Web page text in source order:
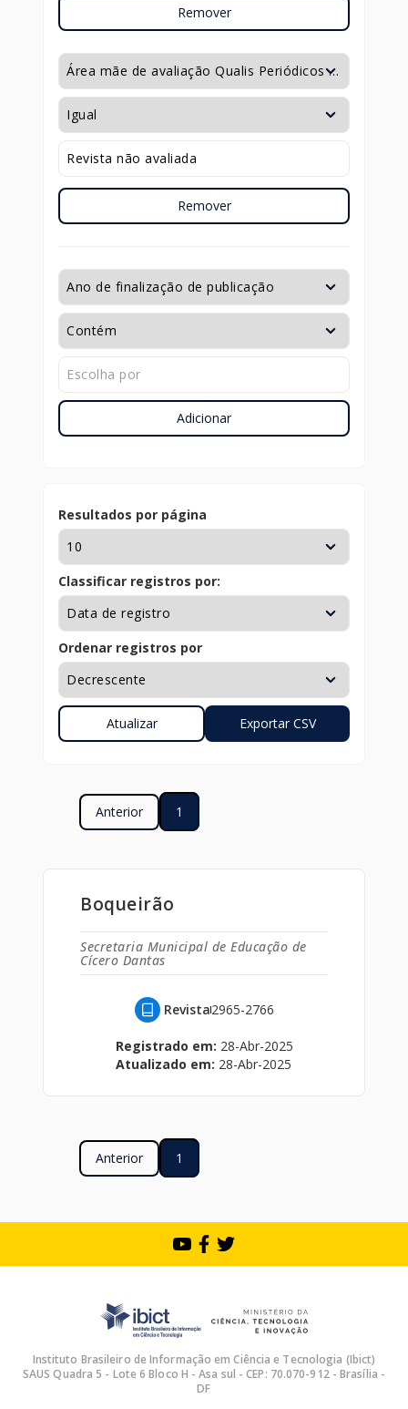
Remover
Remover
Adicionar
Resultados por página
Classificar registros por:
Ordenar registros por
Anterior 1
Boqueirão
Secretaria Municipal de Educação de
Cícero Dantas
Revista2965-2766
Registrado em: 28-Abr-2025
Atualizado em: 28-Abr-2025
Anterior 1
Instituto Brasileiro de Informação em Ciência e Tecnologia (Ibict)
SAUS Quadra 5 - Lote 6 Bloco H - Asa sul - CEP: 70.070-912 - Brasília -
DF